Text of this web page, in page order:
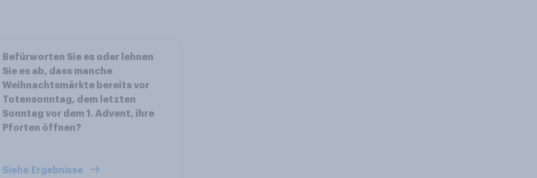
Befürworten Sie es oder lehnen
Sie es ab, dass manche
Weihnachtsmärkte bereits vor
Totensonntag, dem letzten
Sonntag vor dem 1. Advent, ihre
Pforten öffnen?
Siehe Ergebnisse